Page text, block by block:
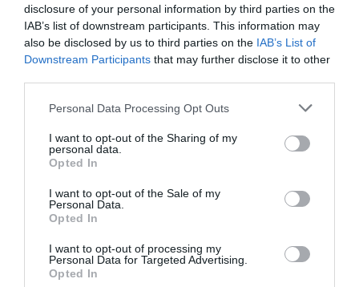
disclosure of your personal information by third parties on the
IAB’s list of downstream participants. This information may
also be disclosed by us to third parties on the IAB’s List of
Downstream Participants that may further disclose it to other
Please note that this website/app uses one or more Google
not limited to your visit or usage behaviour. You may click to
grant or deny consent to Google and its third-party tags to
use your data for below specified purposes in below Google
consent section.
Personal Data Processing Opt Outs
I want to opt-out of the Sharing of my
personal data.
Opted In
I want to opt-out of the Sale of my
Personal Data.
Opted In
I want to opt-out of processing my
Personal Data for Targeted Advertising.
Opted In
Címkék: mozi,Hódi Pamela,csók,nyilvánosság,
felvállalás,lopott órák,sötétség
Korábbi bejegyzések Következő bejegyzés
HASONLÓ BEJEGYZÉSEK